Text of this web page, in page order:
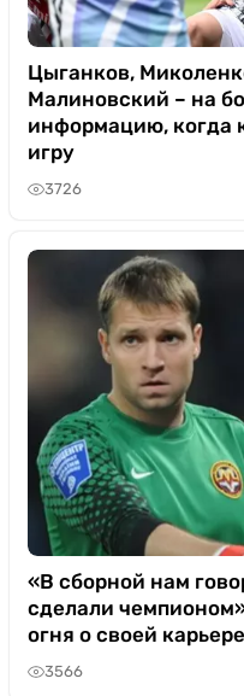
Цыганков,
Малиновский – на
информацию, когда
игру
3726
«В сборной нам
сделали
огня о своей карьере
3566